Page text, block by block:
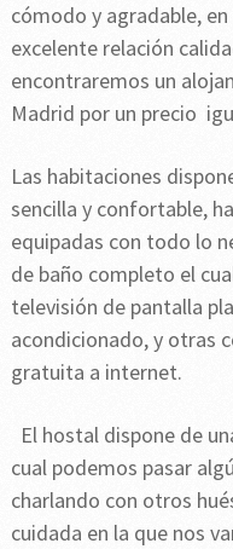
cómodo y agradable,
excelente relación
encontraremos un
Madrid por un precio
Las habitaciones
sencilla y confortable,
equipadas con todo lo
de baño completo el
televisión de pantalla
acondicionado, y otras
gratuita a internet.
El hostal dispone de
cual podemos pasar
charlando con otros
cuidada en la que nos